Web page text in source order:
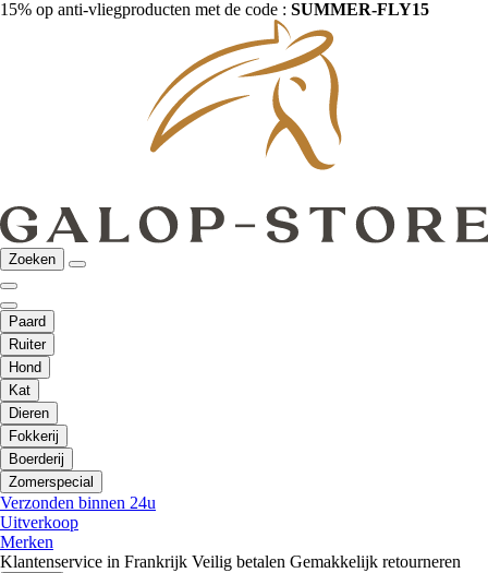
15% op anti-vliegproducten met de code : SUMMER-FLY15
Zoeken
Paard
Ruiter
Hond
Kat
Dieren
Fokkerij
Boerderij
Zomerspecial
Verzonden binnen 24u
Uitverkoop
Merken
Klantenservice in Frankrijk Veilig betalen Gemakkelijk retourneren